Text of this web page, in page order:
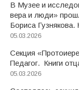
В Музее и
вера и люди»
Бориса
05.03.2026
Секция
Педагог. Книги
05.03.2026